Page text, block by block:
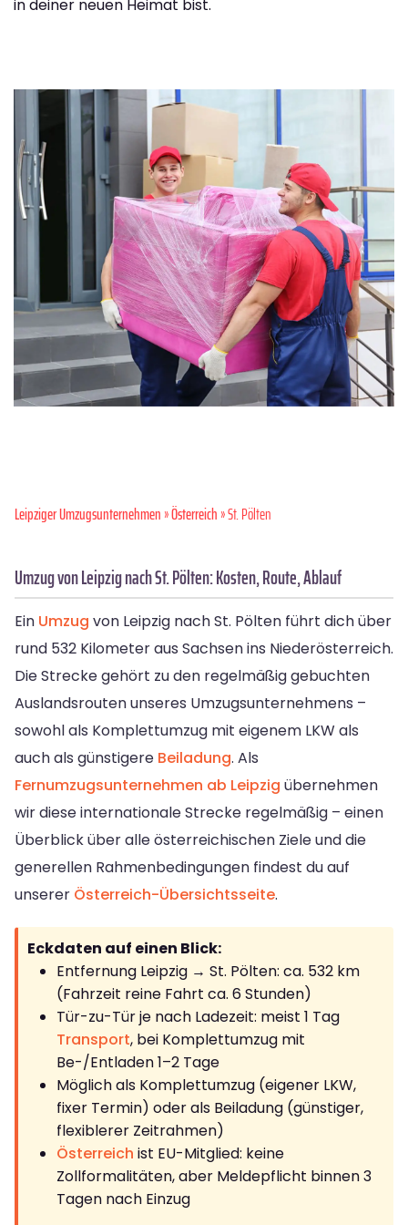
in deiner neuen Heimat bist.
Leipziger Umzugsunternehmen»Österreich» St. Pölten
Umzug von Leipzig nach St. Pölten: Kosten, Route, Ablauf
Ein Umzug von Leipzig nach St. Pölten führt dich über
rund 532 Kilometer aus Sachsen ins Niederösterreich.
Die Strecke gehört zu den regelmäßig gebuchten
Auslandsrouten unseres Umzugsunternehmens –
sowohl als Komplettumzug mit eigenem LKW als
auch als günstigere Beiladung. Als
Fernumzugsunternehmen ab Leipzig übernehmen
wir diese internationale Strecke regelmäßig – einen
Überblick über alle österreichischen Ziele und die
generellen Rahmenbedingungen findest du auf
unserer Österreich-Übersichtsseite.
Eckdaten auf einen Blick:
Entfernung Leipzig → St. Pölten: ca. 532 km
(Fahrzeit reine Fahrt ca. 6 Stunden)
Tür-zu-Tür je nach Ladezeit: meist 1 Tag
Transport, bei Komplettumzug mit
Be-/Entladen 1–2 Tage
Möglich als Komplettumzug (eigener LKW,
fixer Termin) oder als Beiladung (günstiger,
flexiblerer Zeitrahmen)
Österreich ist EU-Mitglied: keine
Zollformalitäten, aber Meldepflicht binnen 3
Tagen nach Einzug